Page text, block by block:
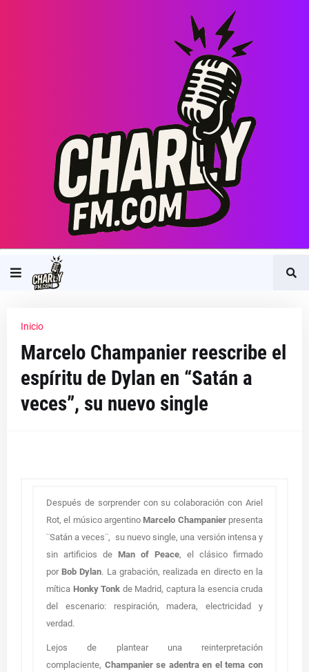
Inicio
Marcelo Champanier reescribe el
espíritu de Dylan en “Satán a
veces”, su nuevo single
Después de sorprender con su colaboración con Ariel
Rot, el músico argentinoMarcelo Champanierpresenta
¨Satán a veces¨, su nuevo single, una versión intensa y
sin artificios de Man of Peace, el clásico firmado
porBob Dylan. La grabación, realizada en directo en la
mítica Honky Tonk de Madrid, captura la esencia cruda
del escenario: respiración, madera, electricidad y
verdad.
Lejos de plantear una reinterpretación
complaciente, Champanier se adentra en el tema con